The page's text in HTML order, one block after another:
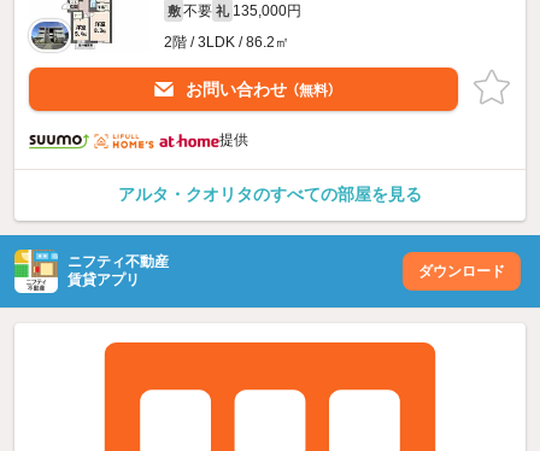
敷 不要 礼 135,000円
2階 / 3LDK / 86.2㎡
お問い合わせ （無料）
提供
アルタ・クオリタのすべての部屋を見る
ニフティ不動産
賃貸アプリ
ダウンロード